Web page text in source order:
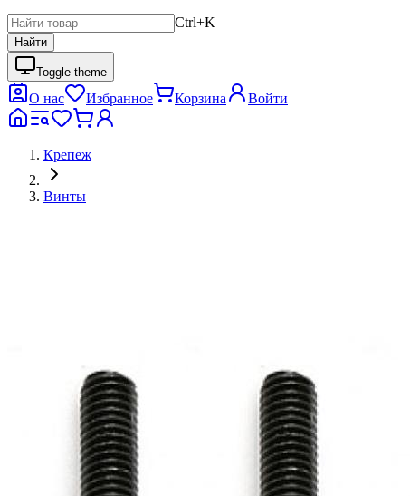
Ctrl+K
Найти
Toggle theme
О нас Избранное Корзина Войти
Крепеж
Винты